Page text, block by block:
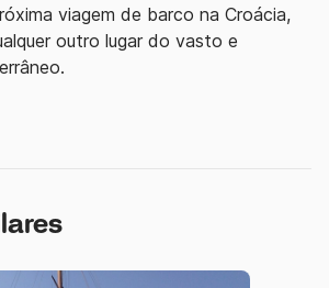
viagem de barco na Croácia,
outro lugar do vasto e